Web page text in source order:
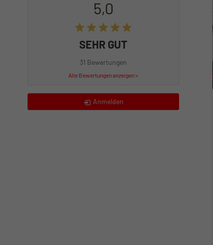
5,0
SEHR GUT
31 Bewertungen
Alle Bewertungen anzeigen >
Anmelden